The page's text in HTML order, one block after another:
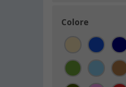
36 (3)
46 (3)
56 (3)
38,5 (2)
Colore